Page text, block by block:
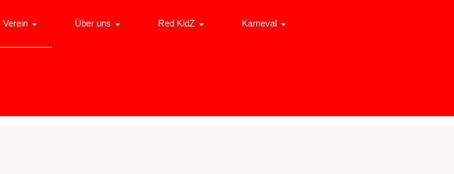
Verein Über uns Red KidZ Karneval